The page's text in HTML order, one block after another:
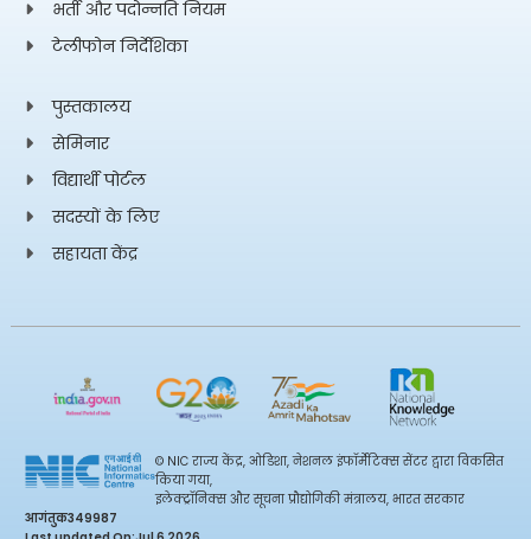
भर्ती और पदोन्नति नियम
टेलीफोन निर्देशिका
पुस्तकालय
सेमिनार
विद्यार्थी पोर्टल
सदस्यों के लिए
सहायता केंद्र
© NIC राज्य केंद्र, ओडिशा, नेशनल इंफॉर्मेटिक्स सेंटर द्वारा विकसित
किया गया,
इलेक्ट्रॉनिक्स और सूचना प्रौद्योगिकी मंत्रालय, भारत सरकार
आगंतुक349987